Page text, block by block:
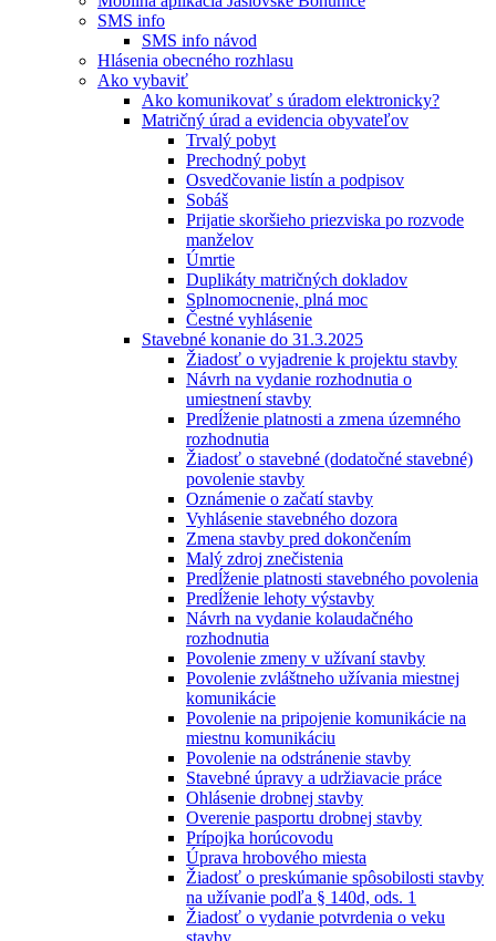
SMS info
SMS info návod
Hlásenia obecného rozhlasu
Ako vybaviť
Ako komunikovať s úradom elektronicky?
Matričný úrad a evidencia obyvateľov
Trvalý pobyt
Prechodný pobyt
Osvedčovanie listín a podpisov
Sobáš
Prijatie skoršieho priezviska po rozvode
manželov
Úmrtie
Duplikáty matričných dokladov
Splnomocnenie, plná moc
Čestné vyhlásenie
Stavebné konanie do 31.3.2025
Žiadosť o vyjadrenie k projektu stavby
Návrh na vydanie rozhodnutia o
umiestnení stavby
Predĺženie platnosti a zmena územného
rozhodnutia
Žiadosť o stavebné (dodatočné stavebné)
povolenie stavby
Oznámenie o začatí stavby
Vyhlásenie stavebného dozora
Zmena stavby pred dokončením
Malý zdroj znečistenia
Predĺženie platnosti stavebného povolenia
Predĺženie lehoty výstavby
Návrh na vydanie kolaudačného
rozhodnutia
Povolenie zmeny v užívaní stavby
Povolenie zvláštneho užívania miestnej
komunikácie
Povolenie na pripojenie komunikácie na
miestnu komunikáciu
Povolenie na odstránenie stavby
Stavebné úpravy a udržiavacie práce
Ohlásenie drobnej stavby
Overenie pasportu drobnej stavby
Prípojka horúcovodu
Úprava hrobového miesta
Žiadosť o preskúmanie spôsobilosti stavby
na užívanie podľa § 140d, ods. 1
Žiadosť o vydanie potvrdenia o veku
stavby